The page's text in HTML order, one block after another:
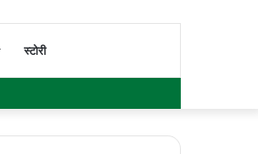
स्टोरी